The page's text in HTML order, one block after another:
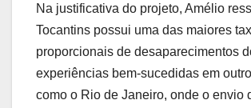
Na justificativa do projeto, Amélio
Tocantins possui uma das maiores
proporcionais de desaparecimentos
experiências bem-sucedidas em
como o Rio de Janeiro, onde o envio